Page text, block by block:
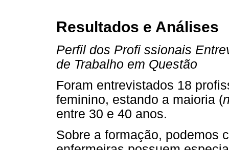
Resultados e Análises
Perfil dos Profi ssionais
de Trabalho em Questão
Foram entrevistados 18
feminino, estando a maioria (
entre 30 e 40 anos.
Sobre a formação, podemos